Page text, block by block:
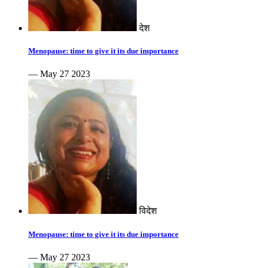
देश
Menopause: time to give it its due importance
— May 27 2023
विदेश
Menopause: time to give it its due importance
— May 27 2023